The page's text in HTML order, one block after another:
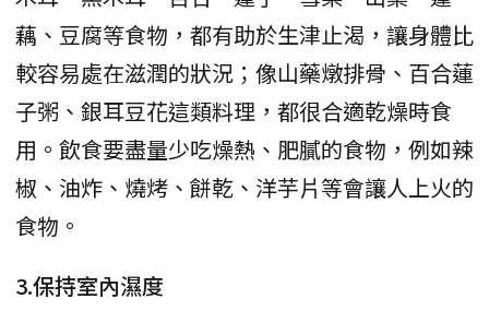
藕、豆腐等食物，都有助於生津止渴，讓身體比
較容易處在滋潤的狀況；像山藥燉排骨、百合蓮
子粥、銀耳豆花這類料理，都很合適乾燥時食
用。飲食要盡量少吃燥熱、肥膩的食物，例如辣
椒、油炸、燒烤、餅乾、洋芋片等會讓人上火的
食物。
3.保持室內濕度